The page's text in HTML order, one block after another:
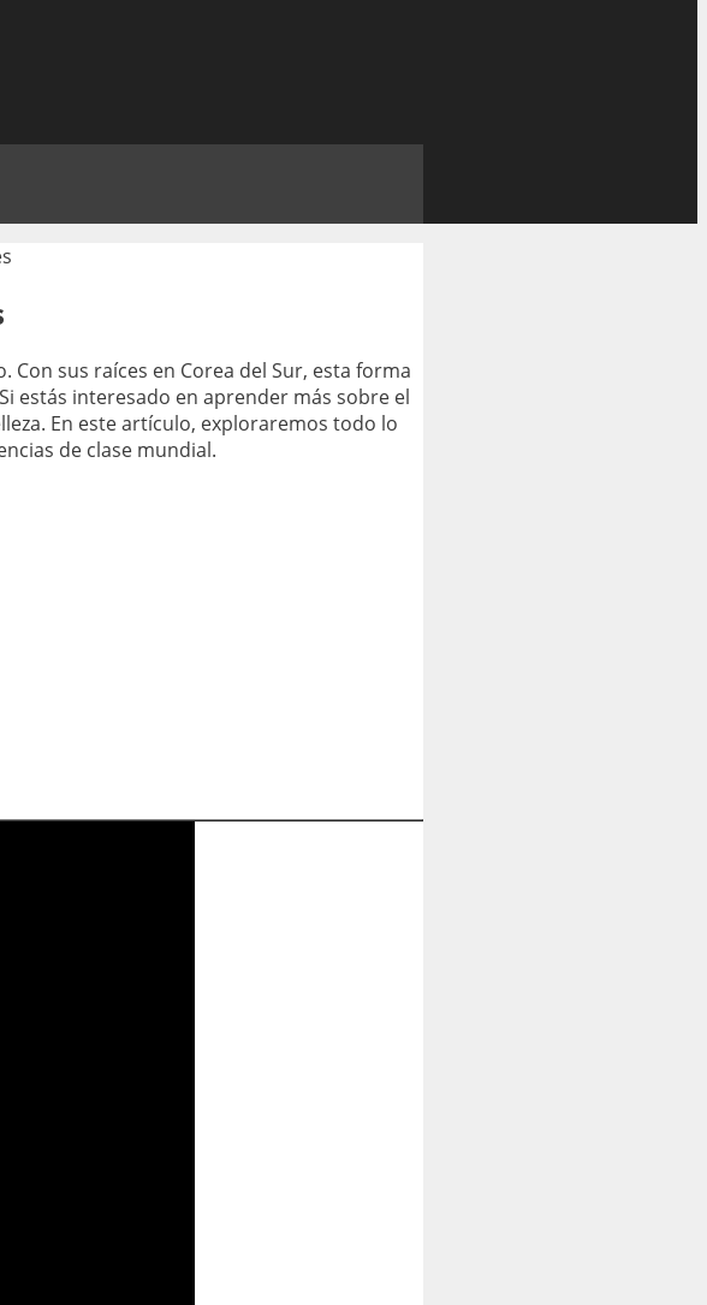
sus raíces en Corea del Sur, esta forma
estás interesado en aprender más sobre el
En este artículo, exploraremos todo lo
de clase mundial.